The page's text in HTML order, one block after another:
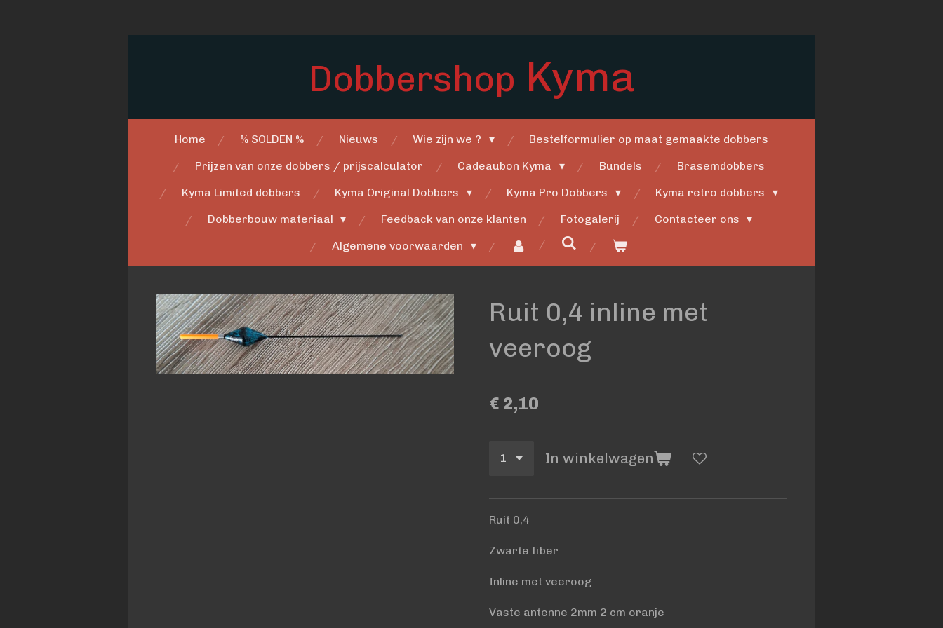
Dobbershop Kyma
Home % SOLDEN % Nieuws Wie zijn we ?
Bestelformulier op maat gemaakte dobbers
Prijzen van onze dobbers / prijscalculator
Cadeaubon Kyma Bundels
Brasemdobbers
Kyma Limited dobbers
Kyma Original Dobbers Kyma Pro Dobbers
Kyma retro dobbers
Dobberbouw materiaal
Feedback van onze klanten Fotogalerij
Contacteer ons
Algemene voorwaarden
Ruit 0,4 inline met
veeroog
€ 2,10
In winkelwagen
Ruit 0,4
Zwarte fiber
Inline met veeroog
Vaste antenne 2mm 2 cm oranje